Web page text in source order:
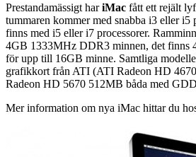
Prestandamässigt hariMac fått ett rejält
tummaren kommer med snabba i3 eller i5
finns med i5 eller i7 processorer.
4GB 1333MHz DDR3 minnen, det finns
för upp till 16GB minne. Samtliga
grafikkort från ATI (ATI Radeon HD
Radeon HD 5670 512MB båda med
Mer information om nya iMac hittar du